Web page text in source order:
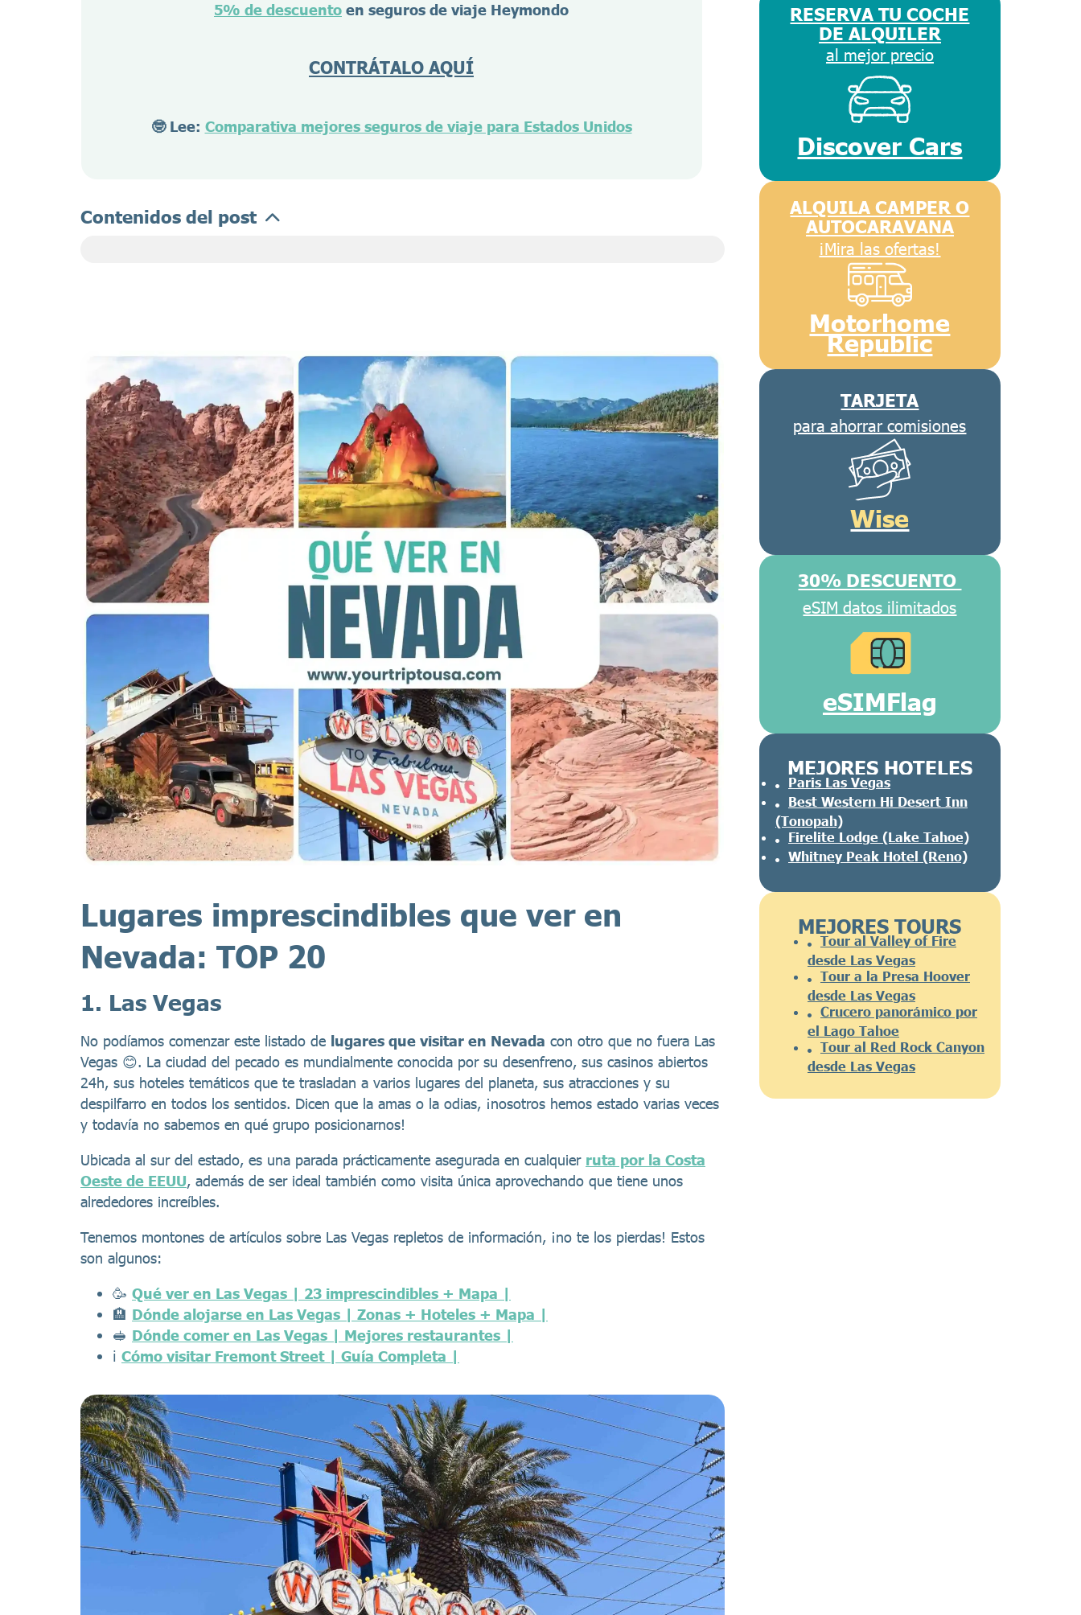
5% de descuento en seguros de viaje Heymondo
CONTRÁTALO AQUÍ
🤓 Lee: Comparativa mejores seguros de viaje para Estados Unidos
Contenidos del post
Lugares imprescindibles que ver en
Nevada: TOP 20
1. Las Vegas
No podíamos comenzar este listado de lugares que visitar en Nevada con otro que no fuera Las
Vegas 😊. La ciudad del pecado es mundialmente conocida por su desenfreno, sus casinos abiertos
24h, sus hoteles temáticos que te trasladan a varios lugares del planeta, sus atracciones y su
despilfarro en todos los sentidos. Dicen que la amas o la odias, ¡nosotros hemos estado varias veces
y todavía no sabemos en qué grupo posicionarnos!
Ubicada al sur del estado, es una parada prácticamente asegurada en cualquier ruta por la Costa
Oeste de EEUU, además de ser ideal también como visita única aprovechando que tiene unos
alrededores increíbles.
Tenemos montones de artículos sobre Las Vegas repletos de información, ¡no te los pierdas! Estos
son algunos:
🥳 Qué ver en Las Vegas | 23 imprescindibles + Mapa |
🏨 Dónde alojarse en Las Vegas | Zonas + Hoteles + Mapa |
🥪 Dónde comer en Las Vegas | Mejores restaurantes |
ℹ️ Cómo visitar Fremont Street | Guía Completa |
RESERVA TU COCHE
DE ALQUILER
al mejor precio
Discover Cars
ALQUILA CAMPER O
AUTOCARAVANA
¡Mira las ofertas!
Motorhome
Republic
TARJETA
para ahorrar comisiones
Wise
30% DESCUENTO
eSIM datos ilimitados
eSIMFlag
MEJORES HOTELES
Paris Las Vegas
Best Western Hi Desert Inn
(Tonopah)
Firelite Lodge (Lake Tahoe)
Whitney Peak Hotel (Reno)
MEJORES TOURS
Tour al Valley of Fire
desde Las Vegas
Tour a la Presa Hoover
desde Las Vegas
Crucero panorámico por
el Lago Tahoe
Tour al Red Rock Canyon
desde Las Vegas